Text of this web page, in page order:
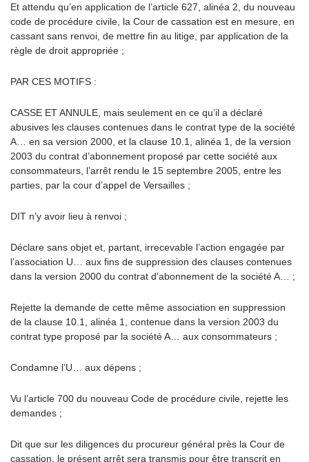
Et attendu qu’en application de l’article 627, alinéa 2, du nouveau
code de procédure civile, la Cour de cassation est en mesure, en
cassant sans renvoi, de mettre fin au litige, par application de la
règle de droit appropriée ;
PAR CES MOTIFS :
CASSE ET ANNULE, mais seulement en ce qu’il a déclaré
abusives les clauses contenues dans le contrat type de la société
A… en sa version 2000, et la clause 10.1, alinéa 1, de la version
2003 du contrat d’abonnement proposé par cette société aux
consommateurs, l’arrêt rendu le 15 septembre 2005, entre les
parties, par la cour d’appel de Versailles ;
DIT n’y avoir lieu à renvoi ;
Déclare sans objet et, partant, irrecevable l’action engagée par
l’association U… aux fins de suppression des clauses contenues
dans la version 2000 du contrat d’abonnement de la société A… ;
Rejette la demande de cette même association en suppression
de la clause 10.1, alinéa 1, contenue dans la version 2003 du
contrat type proposé par la société A… aux consommateurs ;
Condamne l’U… aux dépens ;
Vu l’article 700 du nouveau Code de procédure civile, rejette les
demandes ;
Dit que sur les diligences du procureur général près la Cour de
cassation, le présent arrêt sera transmis pour être transcrit en